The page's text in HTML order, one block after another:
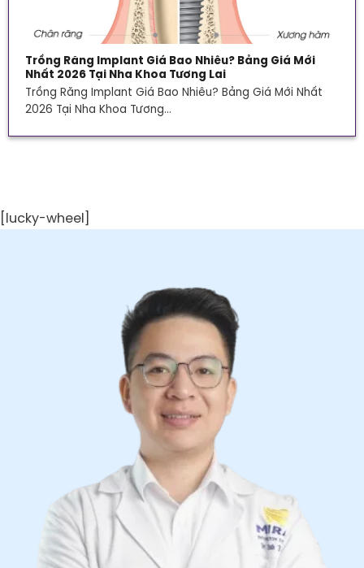
Trồng Răng Implant Giá Bao Nhiêu? Bảng Giá Mới
Nhất 2026 Tại Nha Khoa Tương Lai
Trồng Răng Implant Giá Bao Nhiêu? Bảng Giá Mới Nhất
2026 Tại Nha Khoa Tương...
[lucky-wheel]